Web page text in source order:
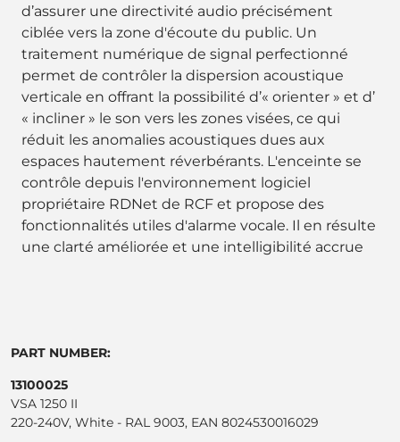
d’assurer une directivité audio précisément
ciblée vers la zone d'écoute du public. Un
traitement numérique de signal perfectionné
permet de contrôler la dispersion acoustique
verticale en offrant la possibilité d’« orienter » et d’
« incliner » le son vers les zones visées, ce qui
réduit les anomalies acoustiques dues aux
espaces hautement réverbérants. L'enceinte se
contrôle depuis l'environnement logiciel
propriétaire RDNet de RCF et propose des
fonctionnalités utiles d'alarme vocale. Il en résulte
une clarté améliorée et une intelligibilité accrue
PART NUMBER:
13100025
VSA 1250 II
220-240V, White - RAL 9003, EAN 8024530016029